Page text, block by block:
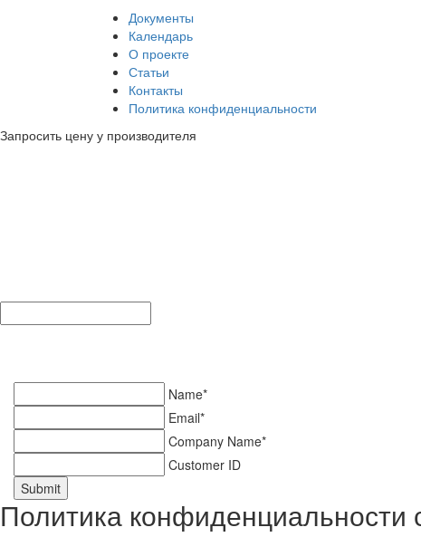
Документы
Календарь
О проекте
Статьи
Контакты
Политика конфиденциальности
Запросить цену у производителя
Name*
Email*
Company Name*
Customer ID
Submit
Политика конфиденциальности